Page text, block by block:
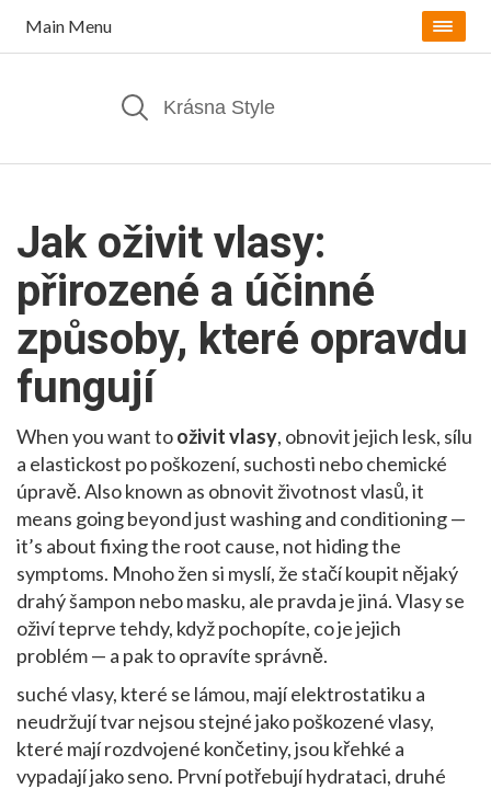
Main Menu
Jak oživit vlasy:
přirozené a účinné
způsoby, které opravdu
fungují
When you want tooživit vlasy, obnovit jejich lesk, sílu
a elastickost po poškození, suchosti nebo chemické
úpravě. Also known as obnovit životnost vlasů, it
means going beyond just washing and conditioning —
it’s about fixing the root cause, not hiding the
symptoms. Mnoho žen si myslí, že stačí koupit nějaký
drahý šampon nebo masku, ale pravda je jiná. Vlasy se
oživí teprve tehdy, když pochopíte, co je jejich
problém — a pak to opravíte správně.
suché vlasy, které se lámou, mají elektrostatiku a
neudržují tvarnejsou stejné jakopoškozené vlasy,
které mají rozdvojené končetiny, jsou křehké a
vypadají jako seno. První potřebují hydrataci, druhé